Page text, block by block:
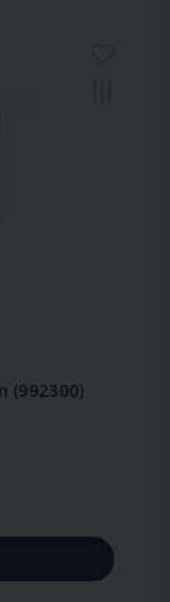
(992300)